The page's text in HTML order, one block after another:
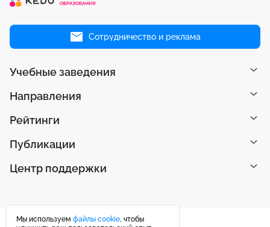
Сотрудничество и реклама
Учебные заведения
Направления
Рейтинги
Публикации
Центр поддержки
Мы используем файлы cookie, чтобы